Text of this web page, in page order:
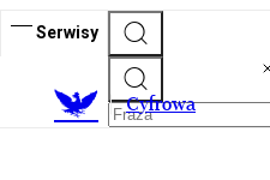
Serwisy
Cyfrowa